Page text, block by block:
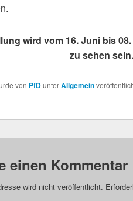
wird vom 16. Juni bis
zu sehen sein.
von PfDunterAllgemein
einen Kommentar
wird nicht veröffentlicht.